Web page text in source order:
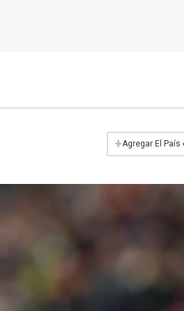
+Agregar El País